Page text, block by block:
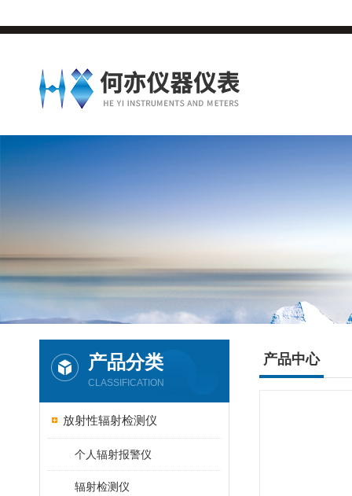
产品分类
CLASSIFICATION
放射性辐射检测仪
个人辐射报警仪
辐射检测仪
产品中心